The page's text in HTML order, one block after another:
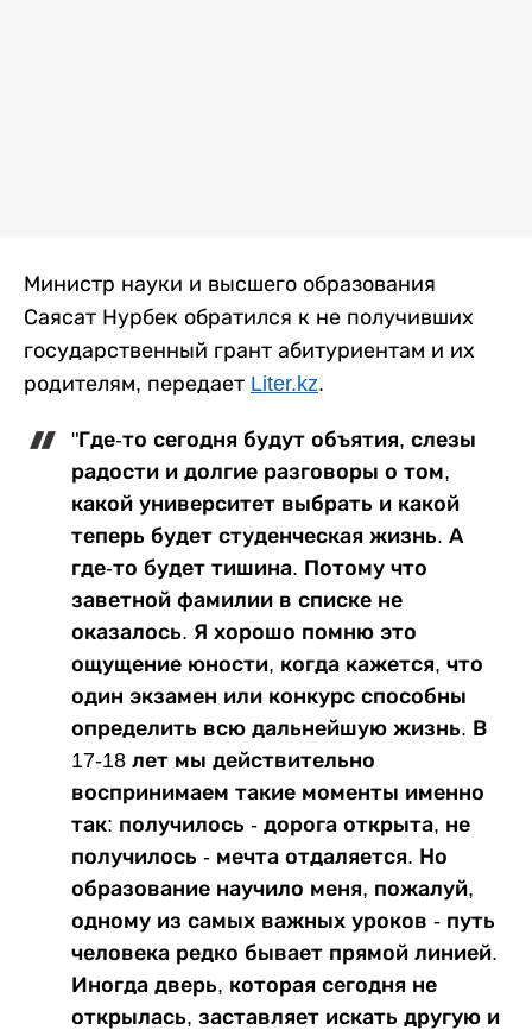
Министр науки и высшего образования
Саясат Нурбек обратился к не получивших
государственный грант абитуриентам и их
родителям, передает Liter.kz.
"Где-то сегодня будут объятия, слезы
радости и долгие разговоры о том,
какой университет выбрать и какой
теперь будет студенческая жизнь. А
где-то будет тишина. Потому что
заветной фамилии в списке не
оказалось. Я хорошо помню это
ощущение юности, когда кажется, что
один экзамен или конкурс способны
определить всю дальнейшую жизнь. В
17-18 лет мы действительно
воспринимаем такие моменты именно
так: получилось - дорога открыта, не
получилось - мечта отдаляется. Но
образование научило меня, пожалуй,
одному из самых важных уроков - путь
человека редко бывает прямой линией.
Иногда дверь, которая сегодня не
открылась, заставляет искать другую и